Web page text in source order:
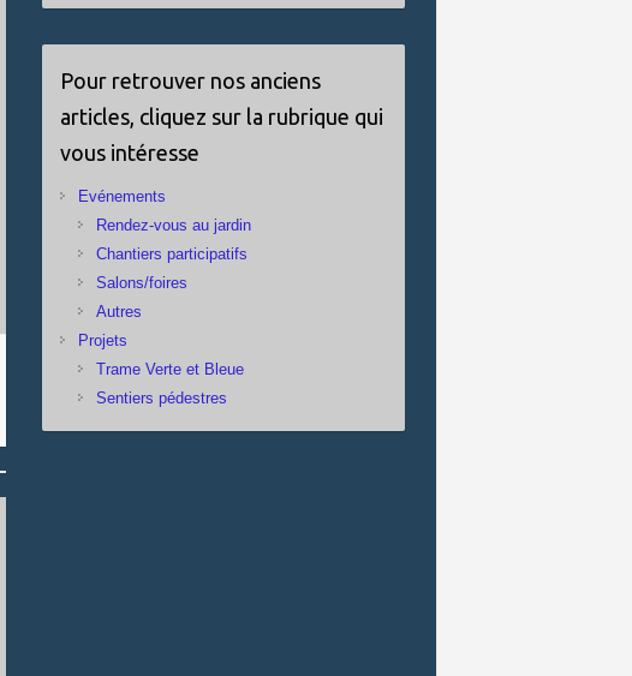
Pour retrouver nos anciens
articles, cliquez sur la rubrique qui
vous intéresse
Evénements
Rendez-vous au jardin
Chantiers participatifs
Salons/foires
Autres
Projets
Trame Verte et Bleue
Sentiers pédestres